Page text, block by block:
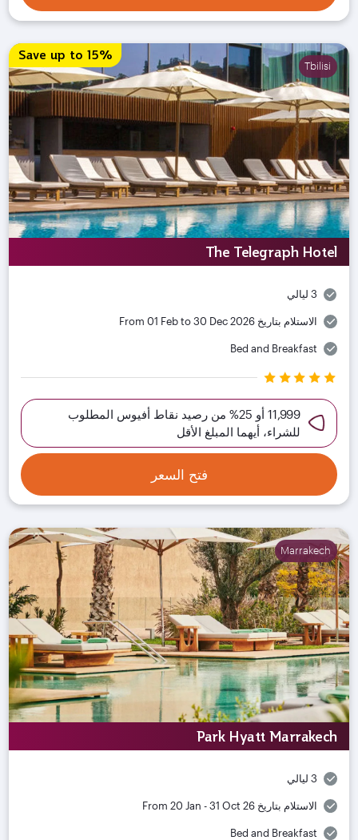
Tbilisi
Save up to 15%
The Telegraph Hotel
3 ليالي
الاستلام بتاريخ From 01 Feb to 30 Dec 2026
Bed and Breakfast
11,999 أو 25% من رصيد نقاط أفيوس المطلوب
للشراء، أيهما المبلغ الأقل
فتح السعر
Marrakech
Park Hyatt Marrakech
3 ليالي
الاستلام بتاريخ From 20 Jan - 31 Oct 26
Bed and Breakfast